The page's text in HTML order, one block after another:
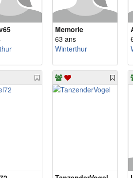
Memorie
63 ans
Winterthur